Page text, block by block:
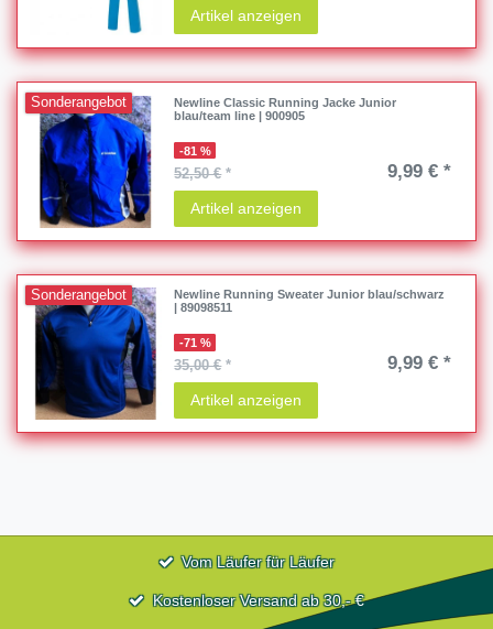
Artikel anzeigen
Sonderangebot
Newline Classic Running Jacke Junior
blau/team line | 900905
-81 %
52,50 €* 9,99 € *
Artikel anzeigen
Sonderangebot
Newline Running Sweater Junior blau/schwarz
| 89098511
-71 %
35,00 €* 9,99 € *
Artikel anzeigen
Vom Läufer für Läufer
Kostenloser Versand ab 30,- €